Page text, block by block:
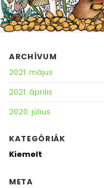
ARCHÍVUM
2021. május
2021. április
2020. július
KATEGÓRIÁK
Kiemelt
META